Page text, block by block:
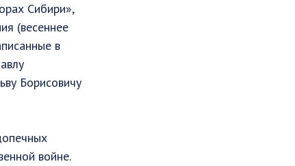
Сибири»,
(весеннее
в
Борисовичу
войне.